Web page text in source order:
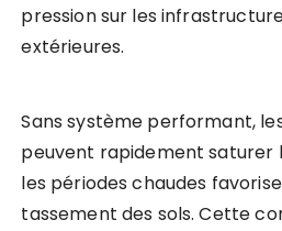
pression sur les
extérieures.
Sans système performant,
peuvent rapidement saturer
les périodes chaudes
tassement des sols. Cette